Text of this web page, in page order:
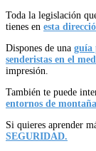
Toda la legislación
tienes en esta
Dispones de una guía
senderistas en el
impresión.
También te puede
entornos de montaña
Si quieres aprender
SEGURIDAD.